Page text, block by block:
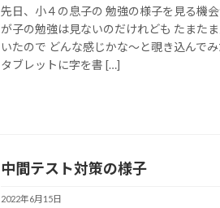
先日、小４の息子の 勉強の様子を見る機
が子の勉強は見ないのだけれども たまた
いたので どんな感じかな～と覗き込んで
タブレットに字を書 […]
中間テスト対策の様子
2022年6月15日